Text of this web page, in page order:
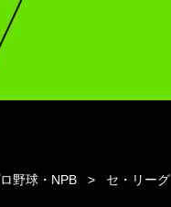
野球・NPB セ・リーグ